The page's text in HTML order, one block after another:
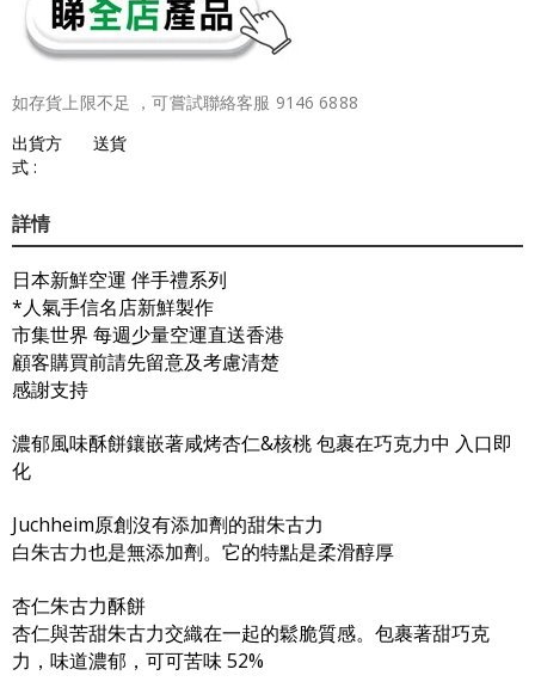
如存貨上限不足 ，可嘗試聯絡客服 9146 6888
出貨方
式 :
送貨
詳情
日本新鮮空運 伴手禮系列
*人氣手信名店新鮮製作
市集世界 每週少量空運直送香港
顧客購買前請先留意及考慮清楚
感謝支持
濃郁風味酥餅鑲嵌著咸烤杏仁&核桃 包裹在巧克力中 入口即
化
Juchheim原創沒有添加劑的甜朱古力
白朱古力也是無添加劑。它的特點是柔滑醇厚
杏仁朱古力酥餅
杏仁與苦甜朱古力交織在一起的鬆脆質感。包裹著甜巧克
力，味道濃郁，可可苦味 52%